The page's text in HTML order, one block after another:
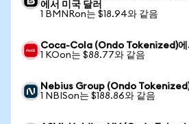
에서 미국 달러
1 BMNRon는 $18.94와 같음
Coca-Cola (Ondo Tokenized)에
1 KOon는 $88.77와 같음
Nebius Group (Ondo Tokenized)
1 NBISon는 $188.86와 같음